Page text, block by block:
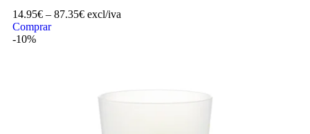
14.95€ – 87.35€ excl/iva
Comprar
-10%